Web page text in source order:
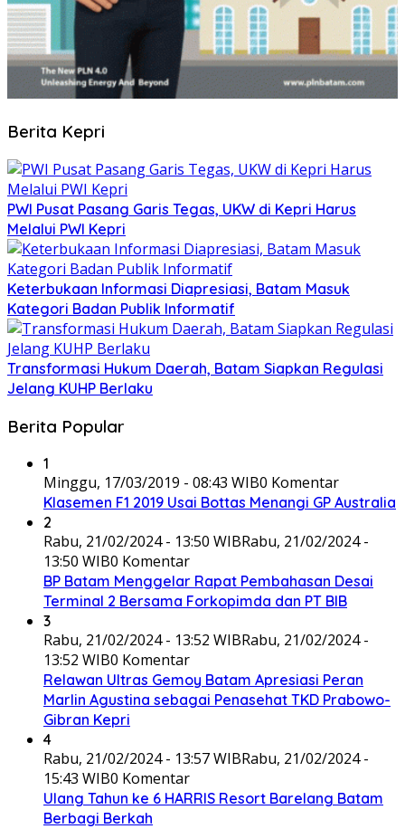
Berita Kepri
PWI Pusat Pasang Garis Tegas, UKW di Kepri Harus
Melalui PWI Kepri
Keterbukaan Informasi Diapresiasi, Batam Masuk
Kategori Badan Publik Informatif
Transformasi Hukum Daerah, Batam Siapkan Regulasi
Jelang KUHP Berlaku
Berita Popular
1
Minggu, 17/03/2019 - 08:43 WIB0 Komentar
Klasemen F1 2019 Usai Bottas Menangi GP Australia
2
Rabu, 21/02/2024 - 13:50 WIBRabu, 21/02/2024 -
13:50 WIB0 Komentar
BP Batam Menggelar Rapat Pembahasan Desai
Terminal 2 Bersama Forkopimda dan PT BIB
3
Rabu, 21/02/2024 - 13:52 WIBRabu, 21/02/2024 -
13:52 WIB0 Komentar
Relawan Ultras Gemoy Batam Apresiasi Peran
Marlin Agustina sebagai Penasehat TKD Prabowo-
Gibran Kepri
4
Rabu, 21/02/2024 - 13:57 WIBRabu, 21/02/2024 -
15:43 WIB0 Komentar
Ulang Tahun ke 6 HARRIS Resort Barelang Batam
Berbagi Berkah